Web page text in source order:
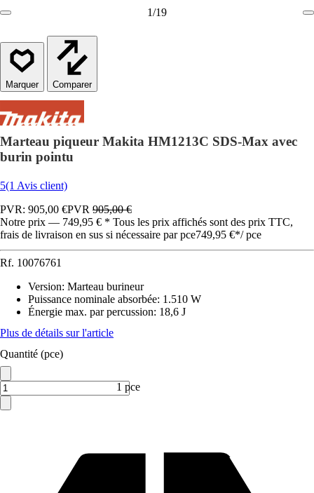
1/19
Comparer
Marteau piqueur Makita HM1213C SDS-Max avec
burin pointu
5(1 Avis client)
PVR: 905,00 €PVR 905,00 €
Notre prix — 749,95 € * Tous les prix affichés sont des prix TTC,
frais de livraison en sus si nécessaire par pce749,95 €*/ pce
Rf. 10076761
Version: Marteau burineur
Puissance nominale absorbée: 1.510 W
Énergie max. par percussion: 18,6 J
Plus de détails sur l'article
Quantité (pce)
1 pce